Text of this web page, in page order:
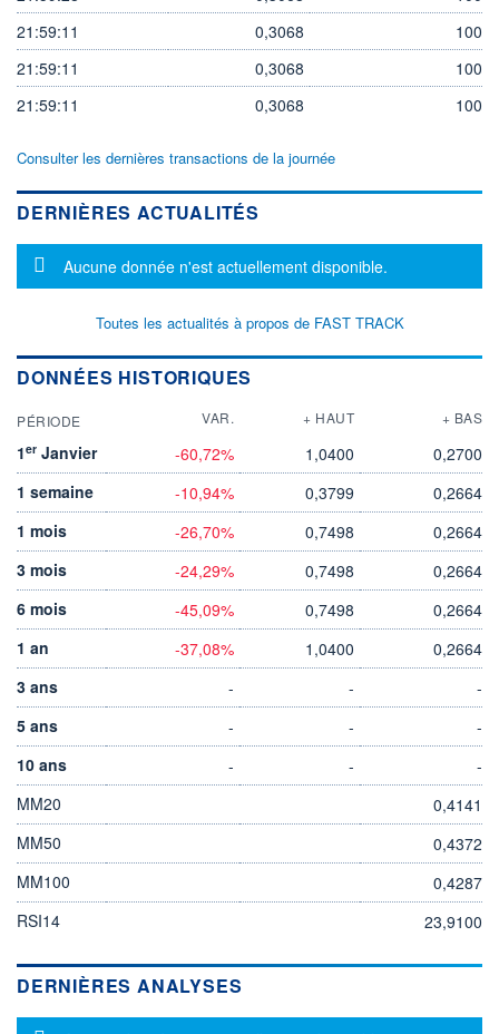
21:59:11
0,3068
100
21:59:11
0,3068
100
21:59:11
0,3068 100
Consulter les dernières transactions de la journée
DERNIÈRES ACTUALITÉS
Message d'information
Aucune donnée n'est actuellement disponible.
Toutes les actualités à propos de FAST TRACK
DONNÉES HISTORIQUES
PÉRIODE VAR. + HAUT + BAS
1er Janvier -60,72% 1,0400
0,2700
1 semaine
-10,94% 0,3799
0,2664
1 mois
-26,70% 0,7498
0,2664
3 mois
-24,29% 0,7498
0,2664
6 mois
-45,09% 0,7498
0,2664
1 an
-37,08% 1,0400
0,2664
3 ans
- -
-
5 ans
- -
-
10 ans
- -
-
MM20
0,4141
MM50
0,4372
MM100
0,4287
RSI14
23,9100
DERNIÈRES ANALYSES